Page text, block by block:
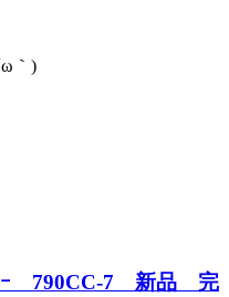
｀)
ｰ 790CC-7 新品 完